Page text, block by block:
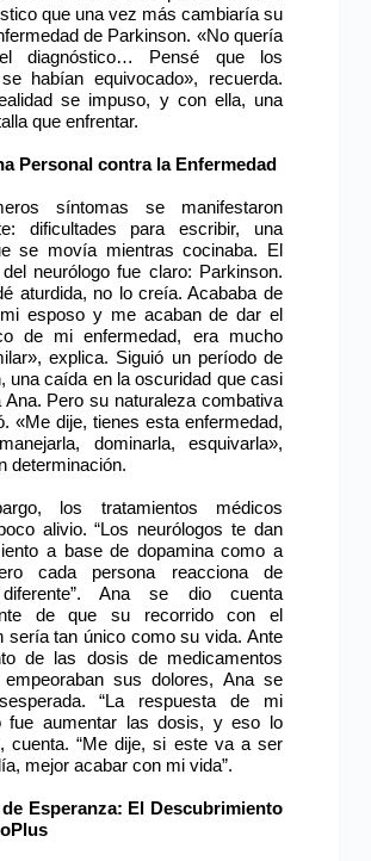
que una vez más cambiaría su
de Parkinson. «No quería
diagnóstico… Pensé que los
habían equivocado», recuerda.
se impuso, y con ella, una
que enfrentar.
Personal contra la Enfermedad
síntomas se manifestaron
dificultades para escribir, una
se movía mientras cocinaba. El
neurólogo fue claro: Parkinson.
aturdida, no lo creía. Acababa de
esposo y me acaban de dar el
de mi enfermedad, era mucho
explica. Siguió un período de
una caída en la oscuridad que casi
Ana. Pero su naturaleza combativa
«Me dije, tienes esta enfermedad,
dominarla, esquivarla»,
determinación.
los tratamientos médicos
alivio. “Los neurólogos te dan
a base de dopamina como a
cada persona reacciona de
Ana se dio cuenta
de que su recorrido con el
sería tan único como su vida. Ante
de las dosis de medicamentos
sus dolores, Ana se
“La respuesta de mi
fue aumentar las dosis, y eso lo
cuenta. “Me dije, si este va a ser
mejor acabar con mi vida”.
Esperanza: El Descubrimiento